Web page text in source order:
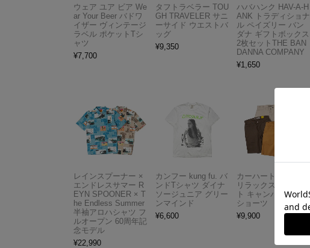
ウェア ユア ビア We
ar Your Beer バドワ
イザー ヴィンテージ
ラベル ポケットTシ
ャツ
¥7,700
タフトラベラー TOU
GH TRAVELER サニ
ーサイド ウエストバ
ッグ
¥9,350
ハバハンク HAV-A-H
ANK トラディショナ
ル ペイズリー バン
ダナ ギフトボックス
2枚セットTHE BAN
DANNA COMPANY
¥1,650
レインスプーナー ×
エンドレスサマー R
EYN SPOONER × T
he Endless Summer
半袖アロハシャツ フ
ルオープン 60周年記
念モデル
¥22,990
カンフー kung fu. バ
ンドTシャツ ダイナ
ソージュニア グリー
ンマインド
¥6,600
カーハート Carhartt
リラックスドフィッ
ト キャンバスワーク
ショーツ
¥9,900